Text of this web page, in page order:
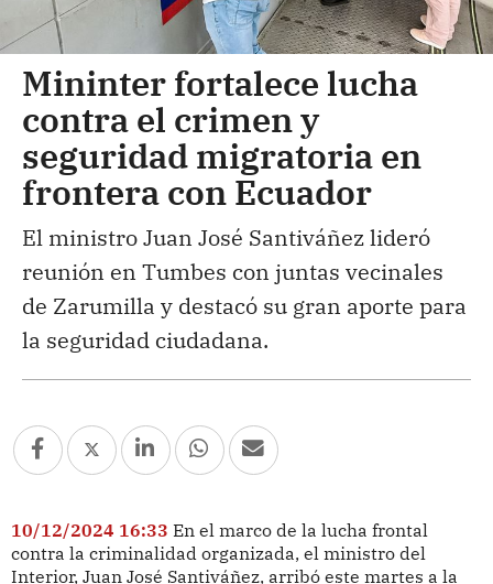
Mininter fortalece lucha
contra el crimen y
seguridad migratoria en
frontera con Ecuador
El ministro Juan José Santiváñez lideró
reunión en Tumbes con juntas vecinales
de Zarumilla y destacó su gran aporte para
la seguridad ciudadana.
10/12/2024 16:33 En el marco de la lucha frontal
contra la criminalidad organizada, el ministro del
Interior, Juan José Santiváñez, arribó este martes a la